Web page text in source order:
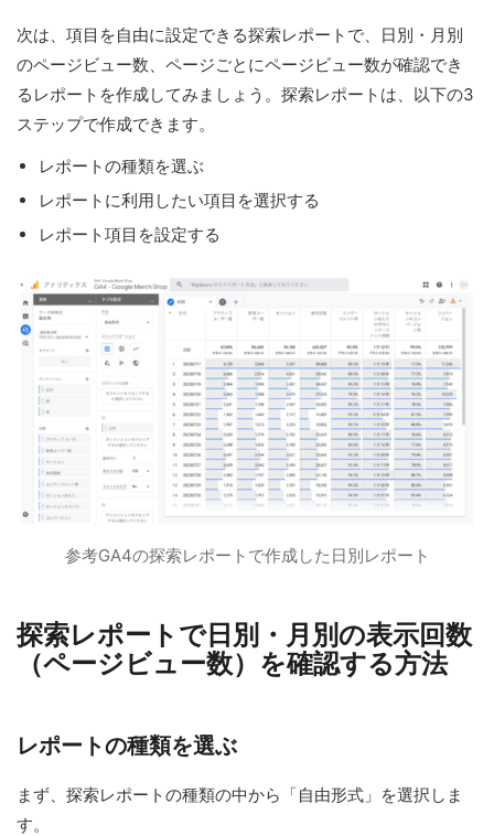
次は、項目を自由に設定できる探索レポートで、日別・月別
のページビュー数、ページごとにページビュー数が確認でき
るレポートを作成してみましょう。探索レポートは、以下の3
ステップで作成できます。
レポートの種類を選ぶ
レポートに利用したい項目を選択する
レポート項目を設定する
参考GA4の探索レポートで作成した日別レポート
探索レポートで日別・月別の表示回数
（ページビュー数）を確認する方法
レポートの種類を選ぶ
まず、探索レポートの種類の中から「自由形式」を選択しま
す。